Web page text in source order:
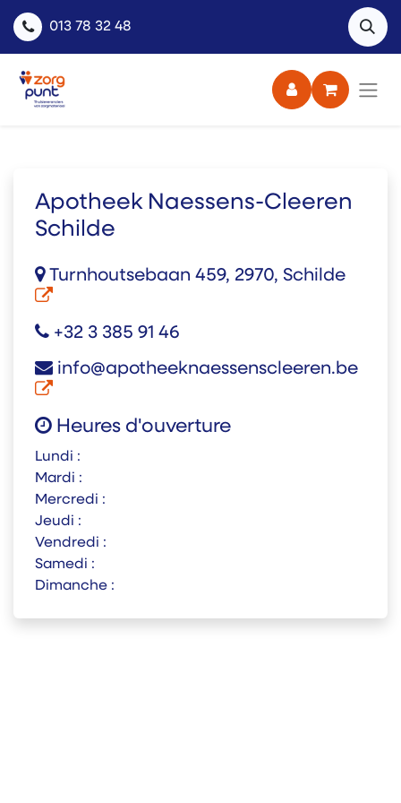
013 78 32 48
Apotheek Naessens-Cleeren
Schilde
Turnhoutsebaan 459, 2970, Schilde
+32 3 385 91 46
info@apotheeknaessenscleeren.be
Heures d'ouverture
Lundi :
Mardi :
Mercredi :
Jeudi :
Vendredi :
Samedi :
Dimanche :